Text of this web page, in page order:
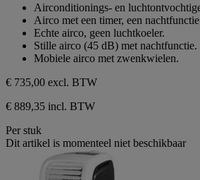
sterren.
Airconditionings- en
Airco met een timer, een
Echte airco, geen luchtkoeler.
Stille airco (45 dB) met nachtfunctie.
Mobiele airco met zwenkwielen.
€ 735,00 excl. BTW
€ 889,35 incl. BTW
Per stuk
Dit artikel is momenteel niet beschikbaar